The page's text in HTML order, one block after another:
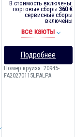
В стоимость включены:
портовые сборы 360 €
сервисные сборы
включены
все каюты
Подробнее
Номер круиза: 20945-
FA20270115LPALPA